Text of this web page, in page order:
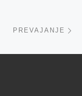
PREVAJANJE